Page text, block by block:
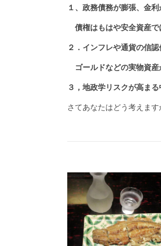
１、政務債務が膨張、金
債権はもはや安全資産
２．インフレや通貨の信
ゴールドなどの実物資
３，地政学リスクが高ま
さてあなたはどう考えます